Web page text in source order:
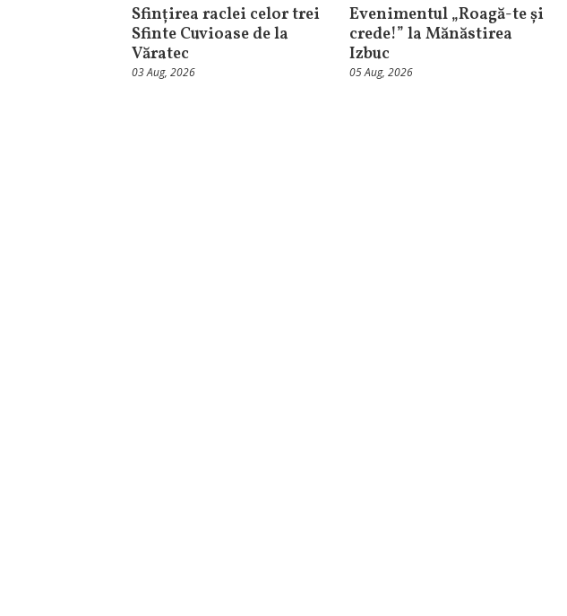
Sfințirea raclei celor trei
Sfinte Cuvioase de la
Văratec
03 Aug, 2026
Evenimentul „Roagă-te și
crede!” la Mănăstirea
Izbuc
05 Aug, 2026